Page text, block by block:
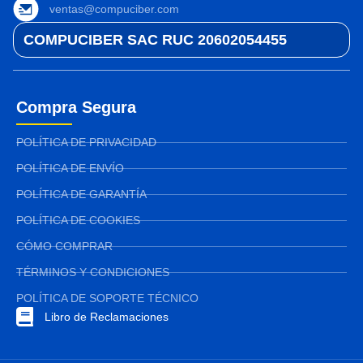
ventas@compuciber.com
COMPUCIBER SAC RUC 20602054455
Compra Segura
POLÍTICA DE PRIVACIDAD
POLÍTICA DE ENVÍO
POLÍTICA DE GARANTÍA
POLÍTICA DE COOKIES
CÓMO COMPRAR
TÉRMINOS Y CONDICIONES
POLÍTICA DE SOPORTE TÉCNICO
Libro de Reclamaciones